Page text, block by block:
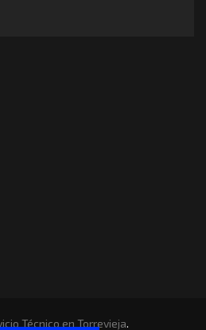
Técnico en Torrevieja.